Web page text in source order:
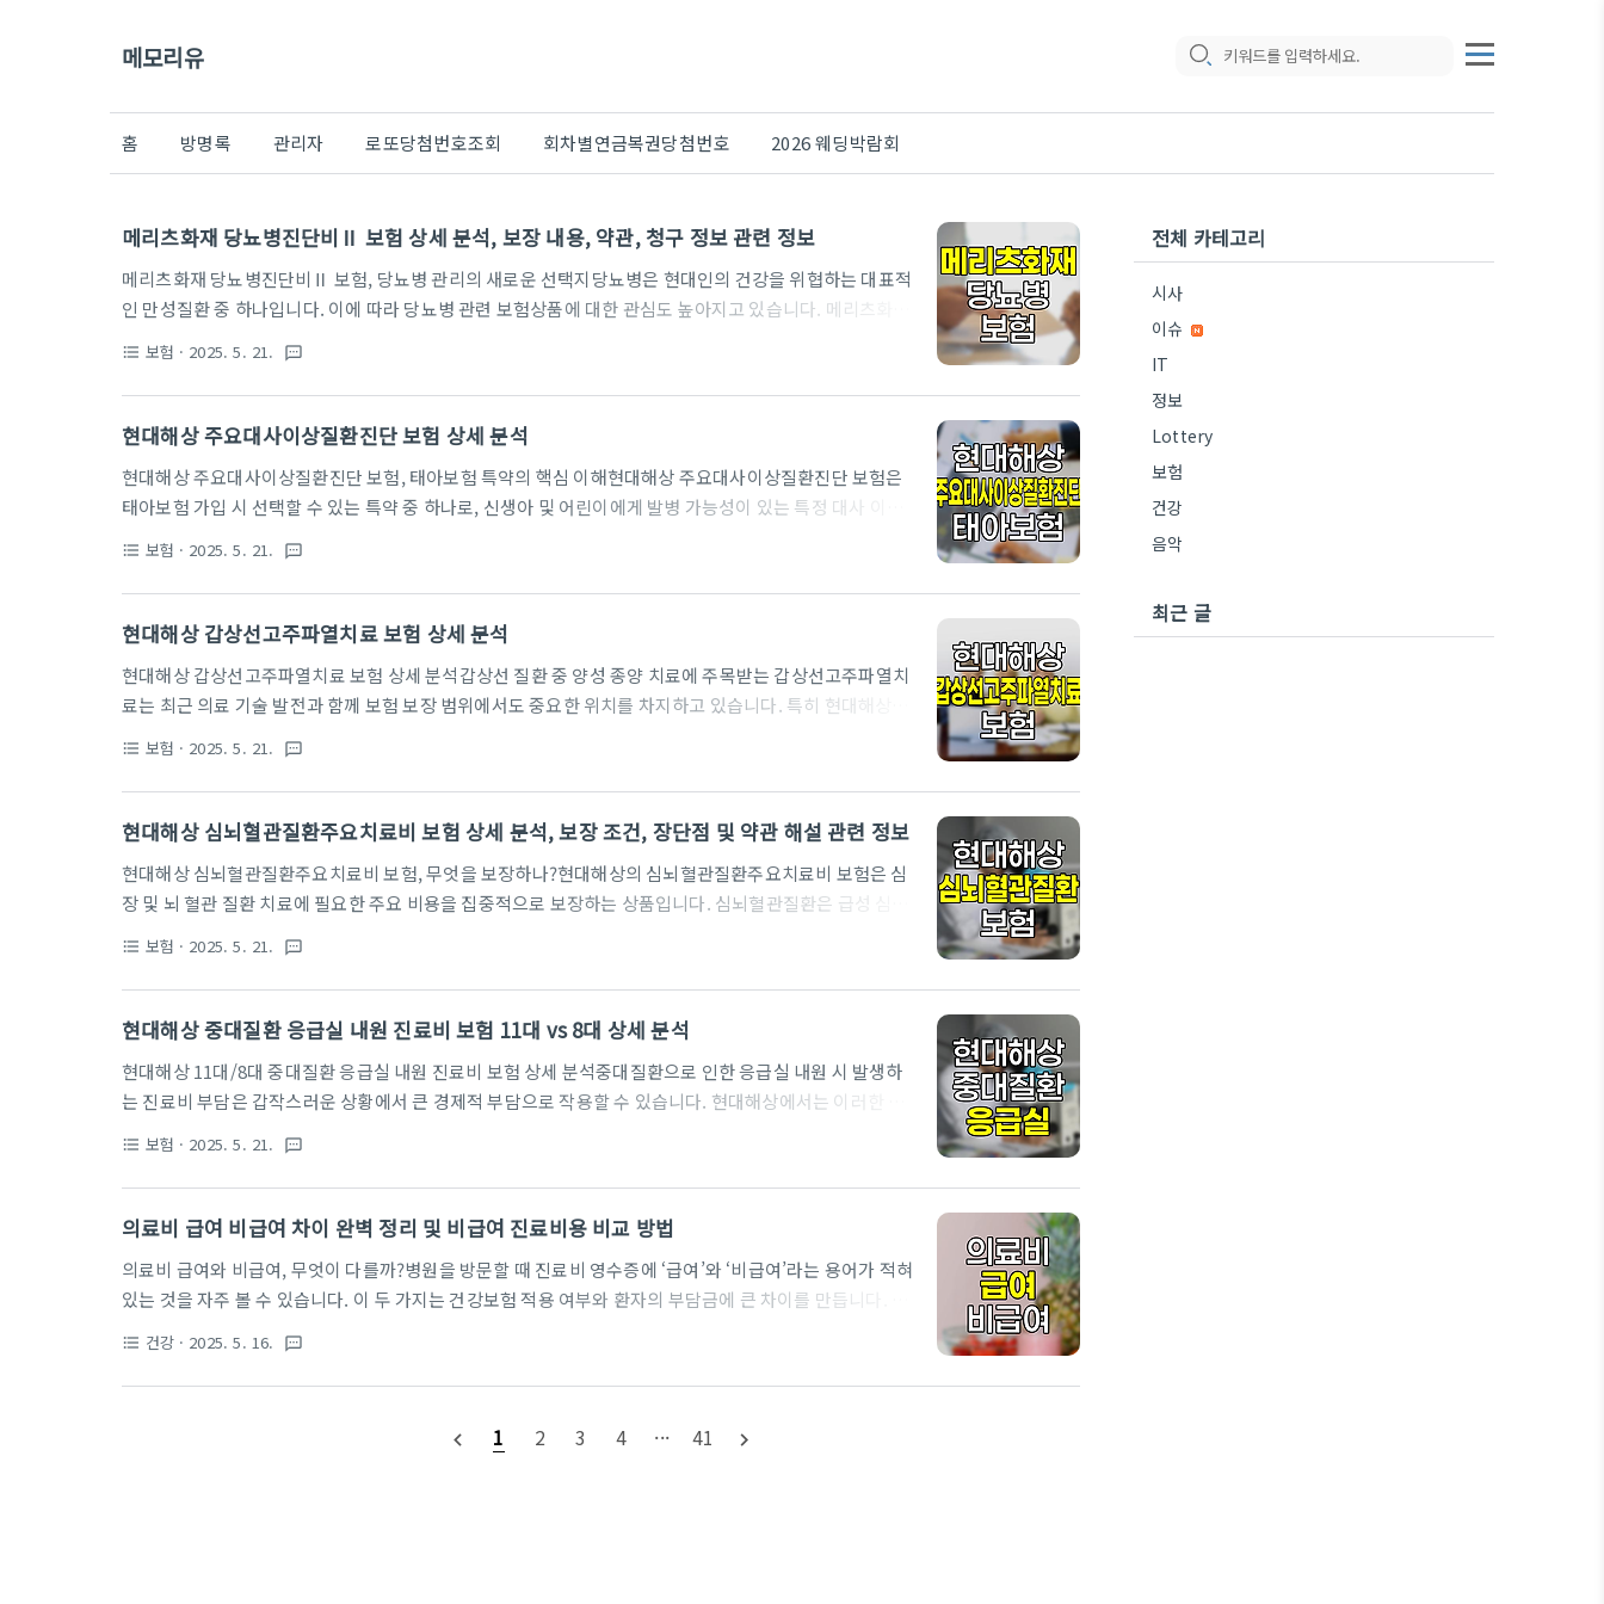
메모리유
홈 방명록 관리자 로또당첨번호조회 회차별연금복권당첨번호 2026 웨딩박람회
메리츠화재 당뇨병진단비Ⅱ 보험 상세 분석, 보장 내용, 약관, 청구 정보 관련 정보
메리츠화재 당뇨병진단비Ⅱ 보험, 당뇨병 관리의 새로운 선택지당뇨병은 현대인의 건강을 위협하는 대표적
인 만성질환 중 하나입니다. 이에 따라 당뇨병 관련 보험상품에 대한 관심도 높아지고 있습니다. 메리츠화재
비 지급으로 차별화된 보장을 제공합니다. 본 문서에서는 메리츠화재 당뇨병진단비Ⅱ 보험의 보장 내용, 약
관, 보험금 청구 절차 등을 상세히 살펴봅니다. 당뇨병 진단비 보험을 고민하는 분들에게 실질적인 도움이 될
수 있도록 깊이 있는 분석과 함께 구체적인 사례를 제시합니다.메리츠화재 당뇨병진단비Ⅱ 보험의 주요 특
format_list_bulleted 보험 · 2025. 5. 21. textsms
현대해상 주요대사이상질환진단 보험 상세 분석
현대해상 주요대사이상질환진단 보험, 태아보험 특약의 핵심 이해현대해상 주요대사이상질환진단 보험은
태아보험 가입 시 선택할 수 있는 특약 중 하나로, 신생아 및 어린이에게 발병 가능성이 있는 특정 대사 이상
가입 전 보장 범위와 필요성을 꼼꼼히 따져보는 것이 필수적입니다. 특히, 주요 대사이상질환은 발병률이 낮
지만 조기 진단과 치료가 중요한 질환군이기 때문에, 부모 입장에서는 신중한 판단이 요구됩니다.1. 현대해
상 주요대사이상질환진단 보험의 기본 구조와 보험료현대해상 주요대사이상질환진단 보험은 태아보험 내
format_list_bulleted 보험 · 2025. 5. 21. textsms
현대해상 갑상선고주파열치료 보험 상세 분석
현대해상 갑상선고주파열치료 보험 상세 분석갑상선 질환 중 양성 종양 치료에 주목받는 갑상선고주파열치
료는 최근 의료 기술 발전과 함께 보험 보장 범위에서도 중요한 위치를 차지하고 있습니다. 특히 현대해상에
다. 본 문서에서는 현대해상의 갑상선고주파열치료 보험 상품을 다각도로 분석하여 가입 전 꼭 알아야 할 핵
심 정보를 상세히 안내합니다.1. 보험 개요현대해상의 갑상선고주파열치료 보험은 갑상선 양성 종양 치료를
위한 고주파열치료를 보장하는 특화 상품입니다. 주요 특징은 다음과 같습니다.보험금 지급액은 100만원으
format_list_bulleted 보험 · 2025. 5. 21. textsms
현대해상 심뇌혈관질환주요치료비 보험 상세 분석, 보장 조건, 장단점 및 약관 해설 관련 정보
현대해상 심뇌혈관질환주요치료비 보험, 무엇을 보장하나?현대해상의 심뇌혈관질환주요치료비 보험은 심
장 및 뇌 혈관 질환 치료에 필요한 주요 비용을 집중적으로 보장하는 상품입니다. 심뇌혈관질환은 급성 심근
술, 중환자실 입원, 혈전용해치료 세 가지 주요 치료 행위를 중심으로 보장 범위를 설계했습니다.특히, 현대
해상은 이 세 가지 조건을 각각 연간 1회씩 보장하여, 총 연간 최대 3회까지 보험금을 지급하는 점이 큰 특징
입니다. 이는 대부분 보험사가 이들 조건을 묶어 연 1회만 보장하는 것과 비교해 보장 횟수가 월등히 많아 반
format_list_bulleted 보험 · 2025. 5. 21. textsms
현대해상 중대질환 응급실 내원 진료비 보험 11대 vs 8대 상세 분석
현대해상 11대/8대 중대질환 응급실 내원 진료비 보험 상세 분석중대질환으로 인한 응급실 내원 시 발생하
는 진료비 부담은 갑작스러운 상황에서 큰 경제적 부담으로 작용할 수 있습니다. 현대해상에서는 이러한 위
있습니다. 본문에서는 두 보험 상품의 보장 범위, 가입 조건, 보험료, 보상 기준 등을 다각도로 분석하여 실질
적인 선택에 도움을 드리고자 합니다.1. 현대해상 11대 중대질환 응급실 내원 진료비 보험현대해상의 11대
중대질환 응급실 내원 진료비 보험은 총 11가지 중대질환에 대해 응급실 내원 시 진료비를 보장하는 상품입
format_list_bulleted 보험 · 2025. 5. 21. textsms
의료비 급여 비급여 차이 완벽 정리 및 비급여 진료비용 비교 방법
의료비 급여와 비급여, 무엇이 다를까?병원을 방문할 때 진료비 영수증에 ‘급여’와 ‘비급여’라는 용어가 적혀
있는 것을 자주 볼 수 있습니다. 이 두 가지는 건강보험 적용 여부와 환자의 부담금에 큰 차이를 만듭니다. 의
에서는 의료비 급여와 비급여의 차이점, 비급여 진료비용 비교 방법, 그리고 실손보험 활용법까지 상세히 안
내합니다.1. 의료비 급여 항목이란?급여 항목은 건강보험이 적용되는 진료비용입니다. 환자는 진료비의 일
들이 포함됩니다. 예를 들어 감기 치료, 고혈압·당뇨병 관리, 혈액검사, X-ray 검..
format_list_bulleted 건강 · 2025. 5. 16. textsms
navigate_before 1 2 3 4 ··· 41 navigate_next
전체 카테고리
시사
이슈
IT
정보
Lottery
보험
건강
음악
최근 글